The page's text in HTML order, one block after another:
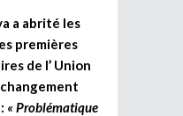
a abrité les
premières
de l’ Union
« Problématique